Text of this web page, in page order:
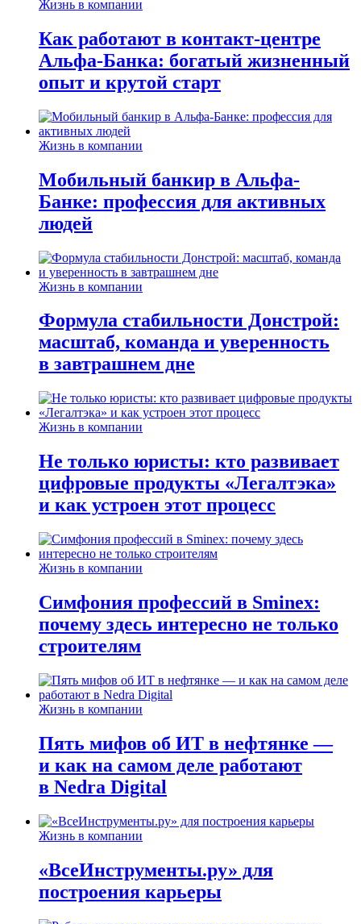
Жизнь в компании
Как работают в контакт-центре
Альфа-Банка: богатый жизненный
опыт и крутой старт
Жизнь в компании
Мобильный банкир в Альфа-
Банке: профессия для активных
людей
Жизнь в компании
Формула стабильности Донстрой:
масштаб, команда и уверенность
в завтрашнем дне
Жизнь в компании
Не только юристы: кто развивает
цифровые продукты «Легалтэка»
и как устроен этот процесс
Жизнь в компании
Симфония профессий в Sminex:
почему здесь интересно не только
строителям
Жизнь в компании
Пять мифов об ИТ в нефтянке —
и как на самом деле работают
в Nedra Digital
Жизнь в компании
«ВсеИнструменты.ру» для
построения карьеры